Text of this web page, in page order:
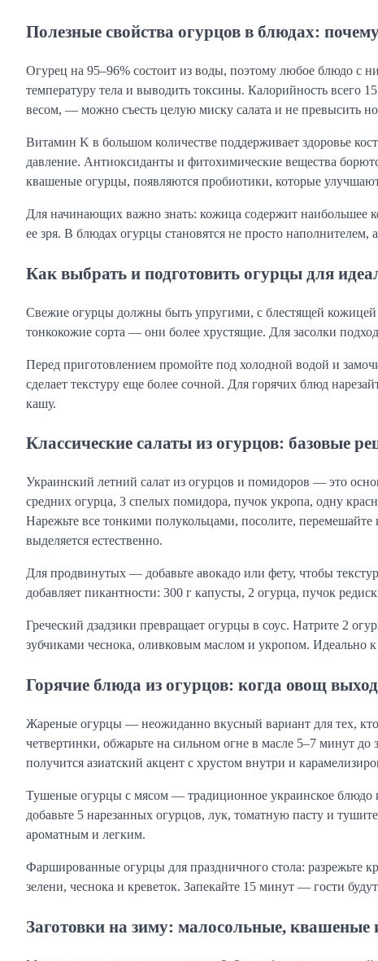
Полезные свойства огурцов в блюдах:
Огурец на 95–96% состоит из воды, поэтому любое блюдо с
температуру тела и выводить токсины. Калорийность всего
весом, — можно съесть целую миску салата и не превысить
Витамин K в большом количестве поддерживает здоровье
давление. Антиоксиданты и фитохимические вещества
квашеные огурцы, появляются пробиотики, которые
Для начинающих важно знать: кожица содержит наибольшее
ее зря. В блюдах огурцы становятся не просто наполнителем,
Как выбрать и подготовить огурцы для
Свежие огурцы должны быть упругими, с блестящей
тонкокожие сорта — они более хрустящие. Для засолки
Перед приготовлением промойте под холодной водой и
сделает текстуру еще более сочной. Для горячих блюд
кашу.
Классические салаты из огурцов: базовые
Украинский летний салат из огурцов и помидоров — это
средних огурца, 3 спелых помидора, пучок укропа, одну
Нарежьте все тонкими полукольцами, посолите, перемешайте
выделяется естественно.
Для продвинутых — добавьте авокадо или фету, чтобы
добавляет пикантности: 300 г капусты, 2 огурца, пучок
Греческий дзадзики превращает огурцы в соус. Натрите 2
зубчиками чеснока, оливковым маслом и укропом. Идеально к
Горячие блюда из огурцов: когда овощ
Жареные огурцы — неожиданно вкусный вариант для тех,
четвертинки, обжарьте на сильном огне в масле 5–7 минут
получится азиатский акцент с хрустом внутри и
Тушеные огурцы с мясом — традиционное украинское
добавьте 5 нарезанных огурцов, лук, томатную пасту и
ароматным и легким.
Фаршированные огурцы для праздничного стола: разрежьте
зелени, чеснока и креветок. Запекайте 15 минут — гости
Заготовки на зиму: малосольные,